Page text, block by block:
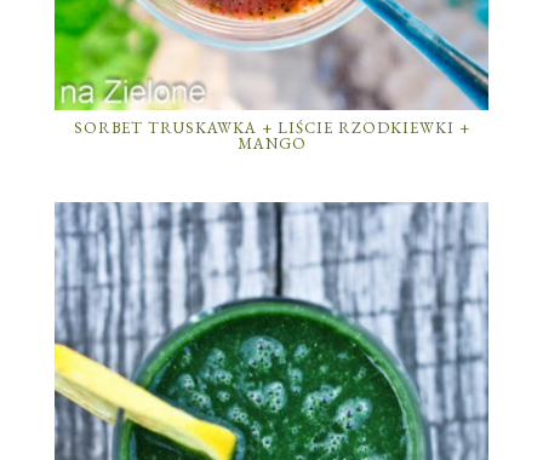
SORBET TRUSKAWKA + LIŚCIE RZODKIEWKI +
MANGO